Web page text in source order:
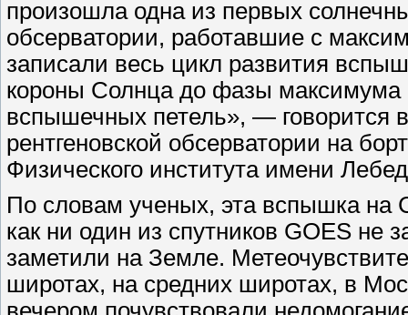
произошла одна из первых
обсерватории, работавшие с
записали весь цикл развития
короны Солнца до фазы максимума
вспышечных петель», —
рентгеновской обсерватории на
Физического института имени
По словам ученых, эта вспышка на
как ни один из спутников GOES не
заметили на Земле.
широтах, на средних широтах, в